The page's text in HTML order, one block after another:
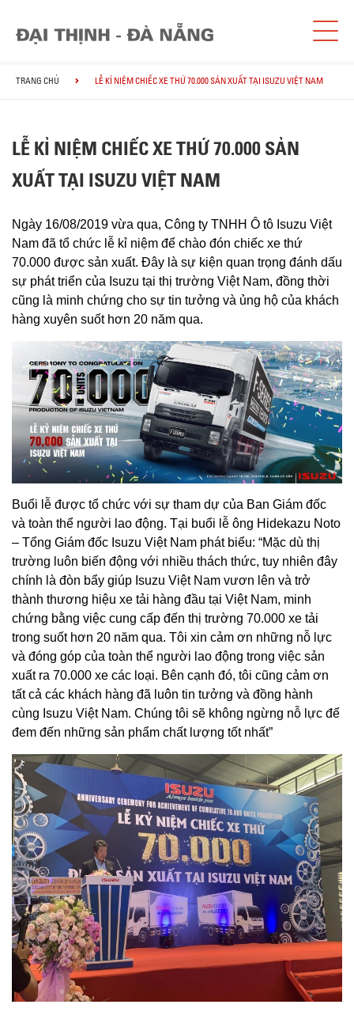
TRANG CHỦ LỄ KỈ NIỆM CHIẾC XE THỨ 70.000 SẢN XUẤT TẠI ISUZU VIỆT NAM
LỄ KỈ NIỆM CHIẾC XE THỨ 70.000 SẢN
XUẤT TẠI ISUZU VIỆT NAM
Ngày 16/08/2019 vừa qua, Công ty TNHH Ô tô Isuzu Việt
Nam đã tổ chức lễ kỉ niệm để chào đón chiếc xe thứ
70.000 được sản xuất. Đây là sự kiện quan trọng đánh dấu
sự phát triển của Isuzu tại thị trường Việt Nam, đồng thời
cũng là minh chứng cho sự tin tưởng và ủng hộ của khách
hàng xuyên suốt hơn 20 năm qua.
Buổi lễ được tổ chức với sự tham dự của Ban Giám đốc
và toàn thể người lao động. Tại buổi lễ ông Hidekazu Noto
– Tổng Giám đốc Isuzu Việt Nam phát biểu: “Mặc dù thị
trường luôn biến động với nhiều thách thức, tuy nhiên đây
chính là đòn bẩy giúp Isuzu Việt Nam vươn lên và trở
thành thương hiệu xe tải hàng đầu tại Việt Nam, minh
chứng bằng việc cung cấp đến thị trường 70.000 xe tải
trong suốt hơn 20 năm qua. Tôi xin cảm ơn những nỗ lực
và đóng góp của toàn thể người lao động trong việc sản
xuất ra 70.000 xe các loại. Bên cạnh đó, tôi cũng cảm ơn
tất cả các khách hàng đã luôn tin tưởng và đồng hành
cùng Isuzu Việt Nam. Chúng tôi sẽ không ngừng nỗ lực để
đem đến những sản phẩm chất lượng tốt nhất”